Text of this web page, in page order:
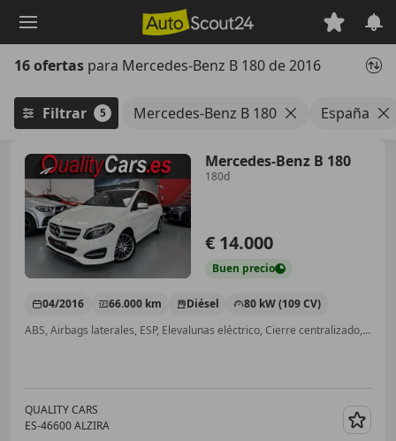
principal
16 ofertas para Mercedes-Benz B 180 de 2016
Filtrar 5 Mercedes-Benz B 180 España
Mercedes-Benz B 180
180d
€ 14.000
Buen precio
04/2016 66.000 km Diésel
80 kW (109 CV)
ABS, Airbags laterales, ESP, Elevalunas eléctrico, Cierre centralizado, USB, Aire Acondicionado, Airbag del conductor
QUALITY CARS
ES-46600 ALZIRA